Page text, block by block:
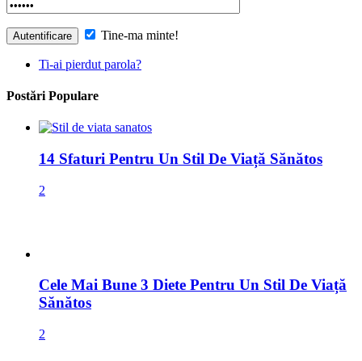
Tine-ma minte!
Ti-ai pierdut parola?
Postări Populare
14 Sfaturi Pentru Un Stil De Viață Sănătos
2
Cele Mai Bune 3 Diete Pentru Un Stil De Viață
Sănătos
2